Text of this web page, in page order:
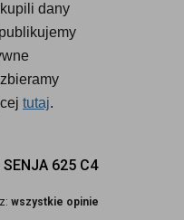
dany
tutaj.
SENJA 625 C4
wszystkie opinie